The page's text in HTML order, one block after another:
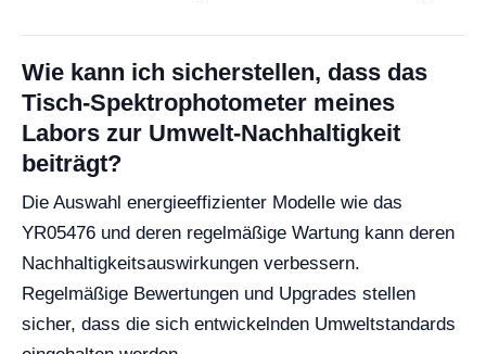
Wie kann ich sicherstellen, dass das
Tisch-Spektrophotometer meines
Labors zur Umwelt-Nachhaltigkeit
beiträgt?
Die Auswahl energieeffizienter Modelle wie das
YR05476 und deren regelmäßige Wartung kann deren
Nachhaltigkeitsauswirkungen verbessern.
Regelmäßige Bewertungen und Upgrades stellen
sicher, dass die sich entwickelnden Umweltstandards